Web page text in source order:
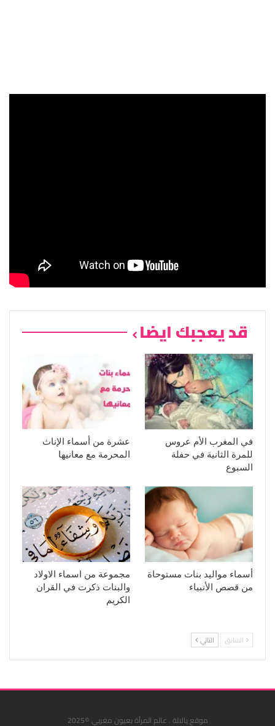
قد يعجبك ايضا
في المغرب الأم عروس
للمرة الثانية في حفلة
السبوع
عشرة من أسماء اﻹناث
المحرمة مع معانيها
أسماء مواليد بنات مستوحاة
من قصص الأنبياء
مجموعة من اسماء الاولاد
والبنات ذكرت في القران
الكريم
السابق التالي
موقع يالالة . عالم المرأة بعيون مغربي ©2025